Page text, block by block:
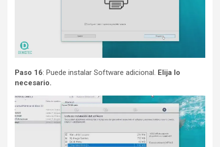
Paso 16: Puede instalar Software adicional. Elija lo
necesario.